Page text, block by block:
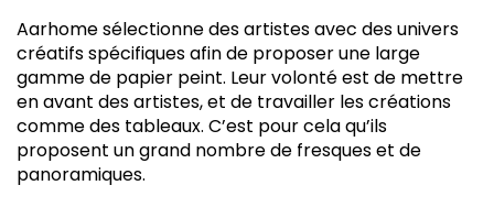
Aarhome sélectionne des artistes avec des univers
créatifs spécifiques afin de proposer une large
gamme de papier peint. Leur volonté est de mettre
en avant des artistes, et de travailler les créations
comme des tableaux. C’est pour cela qu’ils
proposent un grand nombre de fresques et de
panoramiques.